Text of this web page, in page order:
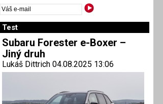
Test
Subaru Forester e-Boxer –
Jiný druh
Lukáš Dittrich 04.08.2025 13:06